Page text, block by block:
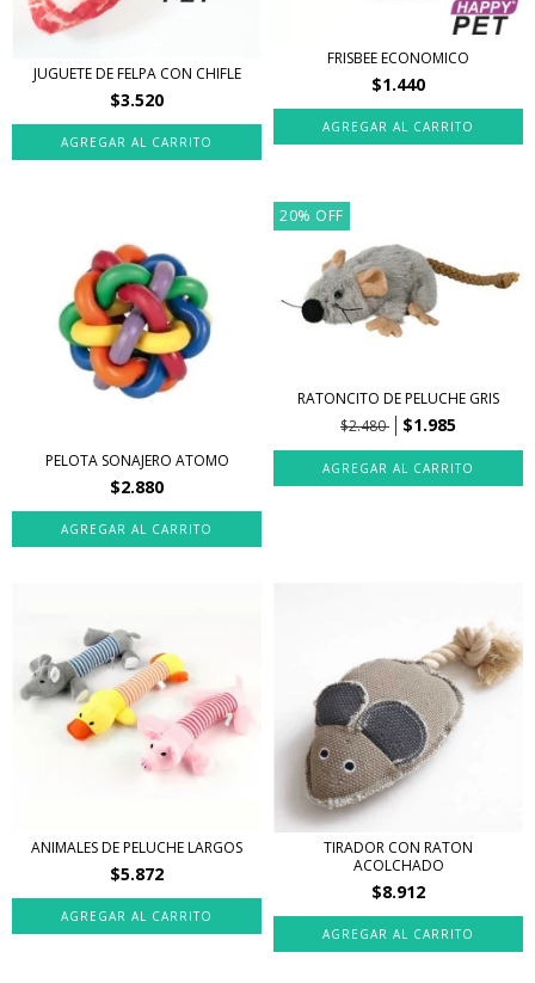
JUGUETE DE FELPA CON CHIFLE
$3.520
FRISBEE ECONOMICO
$1.440
PELOTA SONAJERO ATOMO
$2.880
AGREGAR AL CARRITO
20% OFF
RATONCITO DE PELUCHE GRIS
$2.480
$1.985
ANIMALES DE PELUCHE LARGOS
$5.872
TIRADOR CON RATON
ACOLCHADO
$8.912